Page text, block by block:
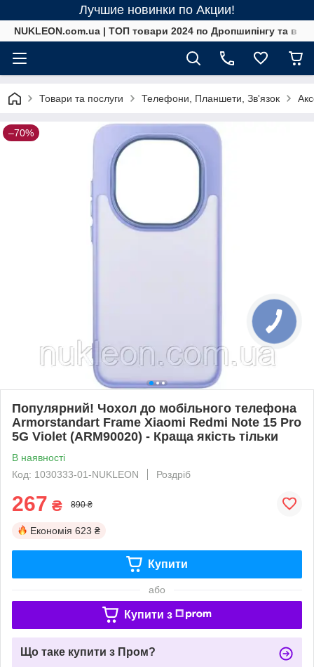
Лучшие новинки по Акции!
NUKLEON.com.ua | ТОП товари 2024 по Дропшипінгу та в
Товари та послуги Телефони, Планшети, Зв'язок
–70%
Популярний! Чохол до мобільного телефона
Armorstandart Frame Xiaomi Redmi Note 15 Pro
5G Violet (ARM90020) - Краща якість тільки
В наявності
Код: 1030333-01-NUKLEON
Роздріб
267 ₴ 890 ₴
Економія 623 ₴
Купити
або
Купити з
Що таке купити з Пром?